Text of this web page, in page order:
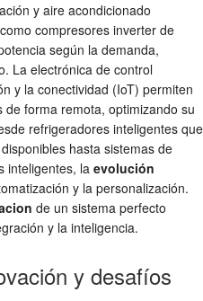
y aire acondicionado
compresores inverter de
según la demanda,
La electrónica de control
y la conectividad (IoT) permiten
forma remota, optimizando su
refrigeradores inteligentes que
hasta sistemas de
inteligentes, la evolución
y la personalización.
de un sistema perfecto
y la inteligencia.
y desafíos